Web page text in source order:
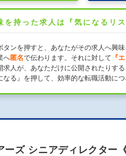
を持った求人は『気になるリス
タンを押すと、あなたがその求人へ興
へ匿名で伝わります。それに対して 『
求人が、あなただけに公開されたりす
る』を押して、効率的な転職活動につ
ーズ シニアディレクター